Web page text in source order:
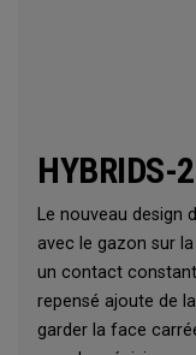
Le nouveau design
avec le gazon sur
un contact
repensé ajoute de
garder la face